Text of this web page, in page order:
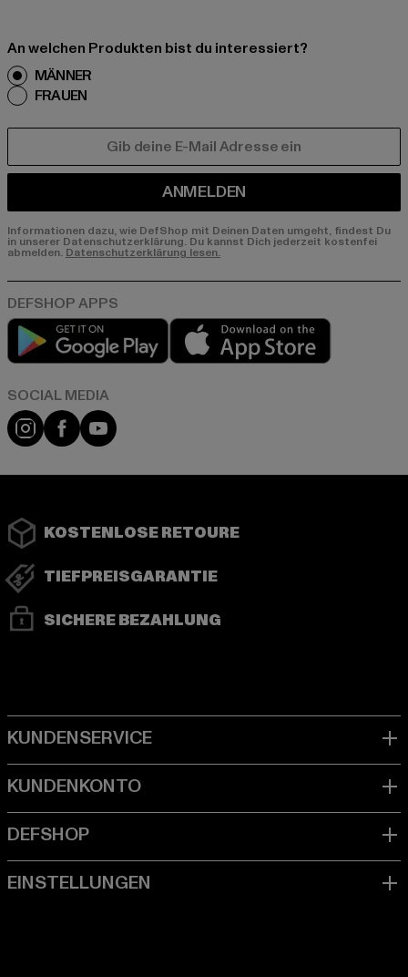
An welchen Produkten bist du interessiert?
MÄNNER
FRAUEN
ANMELDEN
Informationen dazu, wie DefShop mit Deinen Daten umgeht, findest Du
in unserer Datenschutzerklärung. Du kannst Dich jederzeit kostenfei
abmelden. Datenschutzerklärung lesen.
Play market
Instagram
FacebookYouTube
KOSTENLOSE RETOURE
TIEFPREISGARANTIE
SICHERE BEZAHLUNG